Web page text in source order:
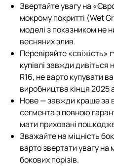
Звертайте увагу на
мокрому покритті (Wet
моделі з показником не
весняних злив.
Перевіряйте
купівлі завжди
R16, не варто купувати
виробництва кінця 2025
Нове — завжди краще за
сегмента з повною
мати приховані
Зважайте на міцність
варто звертати увагу
бокових порізів.